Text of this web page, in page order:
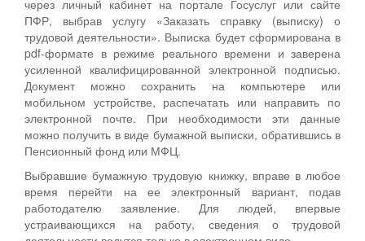
через личный кабинет на портале Госуслуг или сайте
ПФР, выбрав услугу «Заказать справку (выписку) о
трудовой деятельности». Выписка будет сформирована в
pdf-формате в режиме реального времени и заверена
усиленной квалифицированной электронной подписью.
Документ можно сохранить на компьютере или
мобильном устройстве, распечатать или направить по
электронной почте. При необходимости эти данные
можно получить в виде бумажной выписки, обратившись в
Пенсионный фонд или МФЦ.
Выбравшие бумажную трудовую книжку, вправе в любое
время перейти на ее электронный вариант, подав
работодателю заявление. Для людей, впервые
устраивающихся на работу, сведения о трудовой